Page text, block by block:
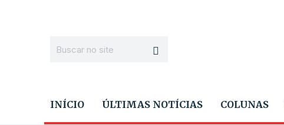
INÍCIO ÚLTIMAS NOTÍCIAS COLUNAS